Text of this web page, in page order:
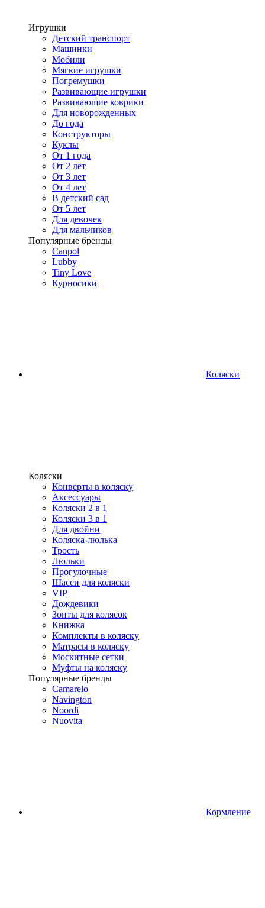
Игрушки
Детский транспорт
Машинки
Мобили
Мягкие игрушки
Погремушки
Развивающие игрушки
Развивающие коврики
Для новорожденных
До года
Конструкторы
Куклы
От 1 года
От 2 лет
От 3 лет
От 4 лет
В детский сад
От 5 лет
Для девочек
Для мальчиков
Популярные бренды
Canpol
Lubby
Tiny Love
Курносики
Коляски
Коляски
Конверты в коляску
Аксессуары
Коляски 2 в 1
Коляски 3 в 1
Для двойни
Коляска-люлька
Трость
Люльки
Прогулочные
Шасси для коляски
VIP
Дождевики
Зонты для колясок
Книжка
Комплекты в коляску
Матрасы в коляску
Москитные сетки
Муфты на коляску
Популярные бренды
Camarelo
Navington
Noordi
Nuovita
Кормление